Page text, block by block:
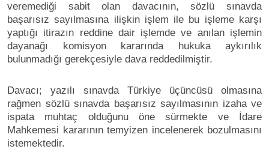
veremediği sabit olan davacının, sözlü sınavda
başarısız sayılmasına ilişkin işlem ile bu işleme karşı
yaptığı itirazın reddine dair işlemde ve anılan işlemin
dayanağı komisyon kararında hukuka aykırılık
bulunmadığı gerekçesiyle dava reddedilmiştir.
Davacı; yazılı sınavda Türkiye üçüncüsü olmasına
rağmen sözlü sınavda başarısız sayılmasının izaha ve
ispata muhtaç olduğunu öne sürmekte ve İdare
Mahkemesi kararının temyizen incelenerek bozulmasını
istemektedir.